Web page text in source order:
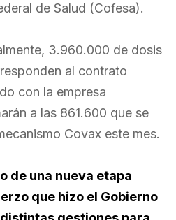
de Salud (Cofesa).
3.960.000 de dosis
al contrato
con la empresa
a las 861.600 que se
Covax este mes.
de una nueva etapa
que hizo el Gobierno